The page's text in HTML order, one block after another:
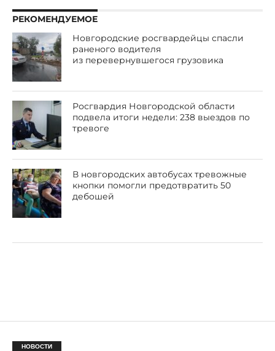
РЕКОМЕНДУЕМОЕ
Новгородские росгвардейцы спасли
раненого водителя
из перевернувшегося грузовика
Росгвардия Новгородской области
подвела итоги недели: 238 выездов по
тревоге
В новгородских автобусах тревожные
кнопки помогли предотвратить 50
дебошей
НОВОСТИ